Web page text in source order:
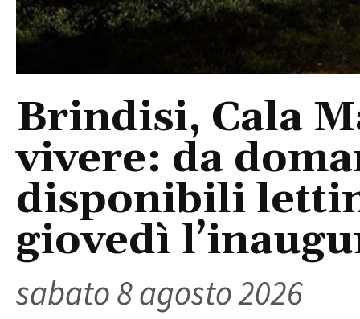
Brindisi, Cala
vivere: da
disponibili
giovedì
sabato 8 agosto 2026